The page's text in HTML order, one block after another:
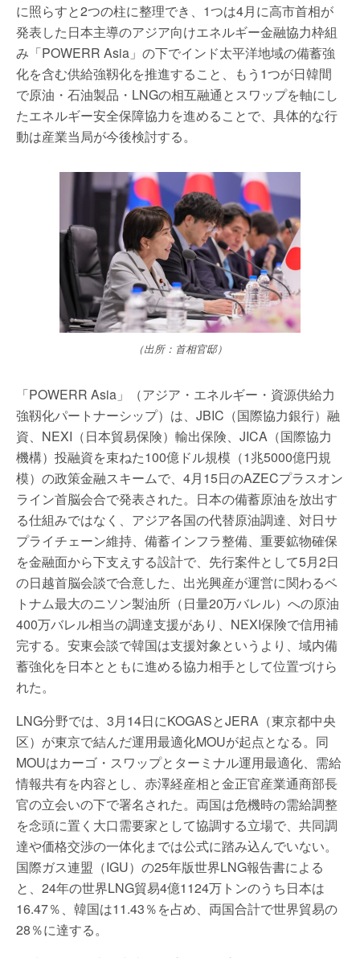
に照らすと2つの柱に整理でき、1つは4月に高市首相が
発表した日本主導のアジア向けエネルギー金融協力枠組
み「POWERR Asia」の下でインド太平洋地域の備蓄強
化を含む供給強靱化を推進すること、もう1つが日韓間
で原油・石油製品・LNGの相互融通とスワップを軸にし
たエネルギー安全保障協力を進めることで、具体的な行
動は産業当局が今後検討する。
（出所：首相官邸）
「POWERR Asia」（アジア・エネルギー・資源供給力
強靱化パートナーシップ）は、JBIC（国際協力銀行）融
資、NEXI（日本貿易保険）輸出保険、JICA（国際協力
機構）投融資を束ねた100億ドル規模（1兆5000億円規
模）の政策金融スキームで、4月15日のAZECプラスオン
ライン首脳会合で発表された。日本の備蓄原油を放出す
る仕組みではなく、アジア各国の代替原油調達、対日サ
プライチェーン維持、備蓄インフラ整備、重要鉱物確保
を金融面から下支えする設計で、先行案件として5月2日
の日越首脳会談で合意した、出光興産が運営に関わるベ
トナム最大のニソン製油所（日量20万バレル）への原油
400万バレル相当の調達支援があり、NEXI保険で信用補
完する。安東会談で韓国は支援対象というより、域内備
蓄強化を日本とともに進める協力相手として位置づけら
れた。
LNG分野では、3月14日にKOGASとJERA（東京都中央
区）が東京で結んだ運用最適化MOUが起点となる。同
MOUはカーゴ・スワップとターミナル運用最適化、需給
情報共有を内容とし、赤澤経産相と金正官産業通商部長
官の立会いの下で署名された。両国は危機時の需給調整
を念頭に置く大口需要家として協調する立場で、共同調
達や価格交渉の一体化までは公式に踏み込んでいない。
国際ガス連盟（IGU）の25年版世界LNG報告書による
と、24年の世界LNG貿易4億1124万トンのうち日本は
16.47％、韓国は11.43％を占め、両国合計で世界貿易の
28％に達する。